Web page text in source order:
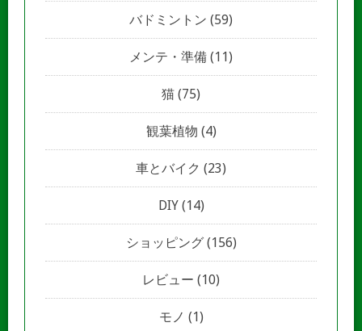
バドミントン (59)
メンテ・準備 (11)
猫 (75)
観葉植物 (4)
車とバイク (23)
DIY(14)
ショッピング(156)
レビュー (10)
モノ (1)